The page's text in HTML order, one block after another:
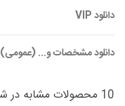
دانلود VIP
دانلود مشخصات و... (عمومی)
10 محصولات مشابه در شاخه های مختلف: